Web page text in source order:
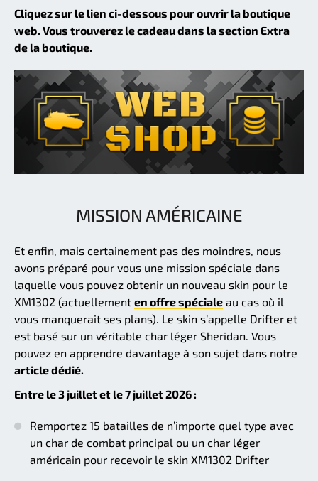
Cliquez sur le lien ci-dessous pour ouvrir la boutique
web. Vous trouverez le cadeau dans la section Extra
de la boutique.
MISSION AMÉRICAINE
Et enfin, mais certainement pas des moindres, nous
avons préparé pour vous une mission spéciale dans
laquelle vous pouvez obtenir un nouveau skin pour le
XM1302 (actuellement en offre spéciale au cas où il
vous manquerait ses plans). Le skin s’appelle Drifter et
est basé sur un véritable char léger Sheridan. Vous
pouvez en apprendre davantage à son sujet dans notre
article dédié.
Entre le 3 juillet et le 7 juillet 2026 :
Remportez 15 batailles de n’importe quel type avec
un char de combat principal ou un char léger
américain pour recevoir le skin XM1302 Drifter